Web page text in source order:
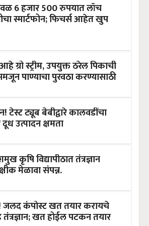
6 हजार 500 रुपयात लाँच
स्मार्टफोन; फिचर्स आहेत खुप
ग्रो स्ट्रीम, उपयुक्त ठरेल पिकाची
पाण्याचा पुरवठा करण्यासाठी
टेस्ट ट्यूब बेबीद्वारे कालवडींचा
उत्पादन क्षमता
कृषि विद्यापीठात तंत्रज्ञान
मेळावा संपन्न.
खत तयार करायचे
खत होईल पटकन तयार